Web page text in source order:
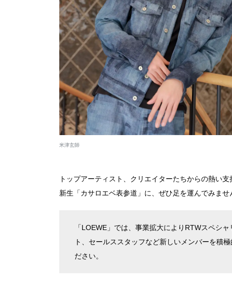
米津玄師
トップアーティスト、クリエイターたちからの熱い
新生「カサロエベ表参道」に、ぜひ足を運んでみませ
「LOEWE」では、事業拡大によりRTWスペシ
ト、セールススタッフなど新しいメンバーを積
ださい。